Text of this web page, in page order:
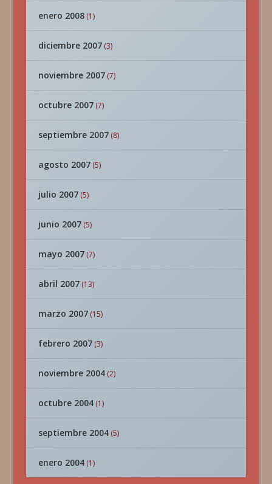
enero 2008(1)
diciembre 2007(3)
noviembre 2007(7)
octubre 2007(7)
septiembre 2007(8)
agosto 2007(5)
julio 2007(5)
junio 2007(5)
mayo 2007(7)
abril 2007(13)
marzo 2007(15)
febrero 2007(3)
noviembre 2004(2)
octubre 2004(1)
septiembre 2004(5)
enero 2004(1)